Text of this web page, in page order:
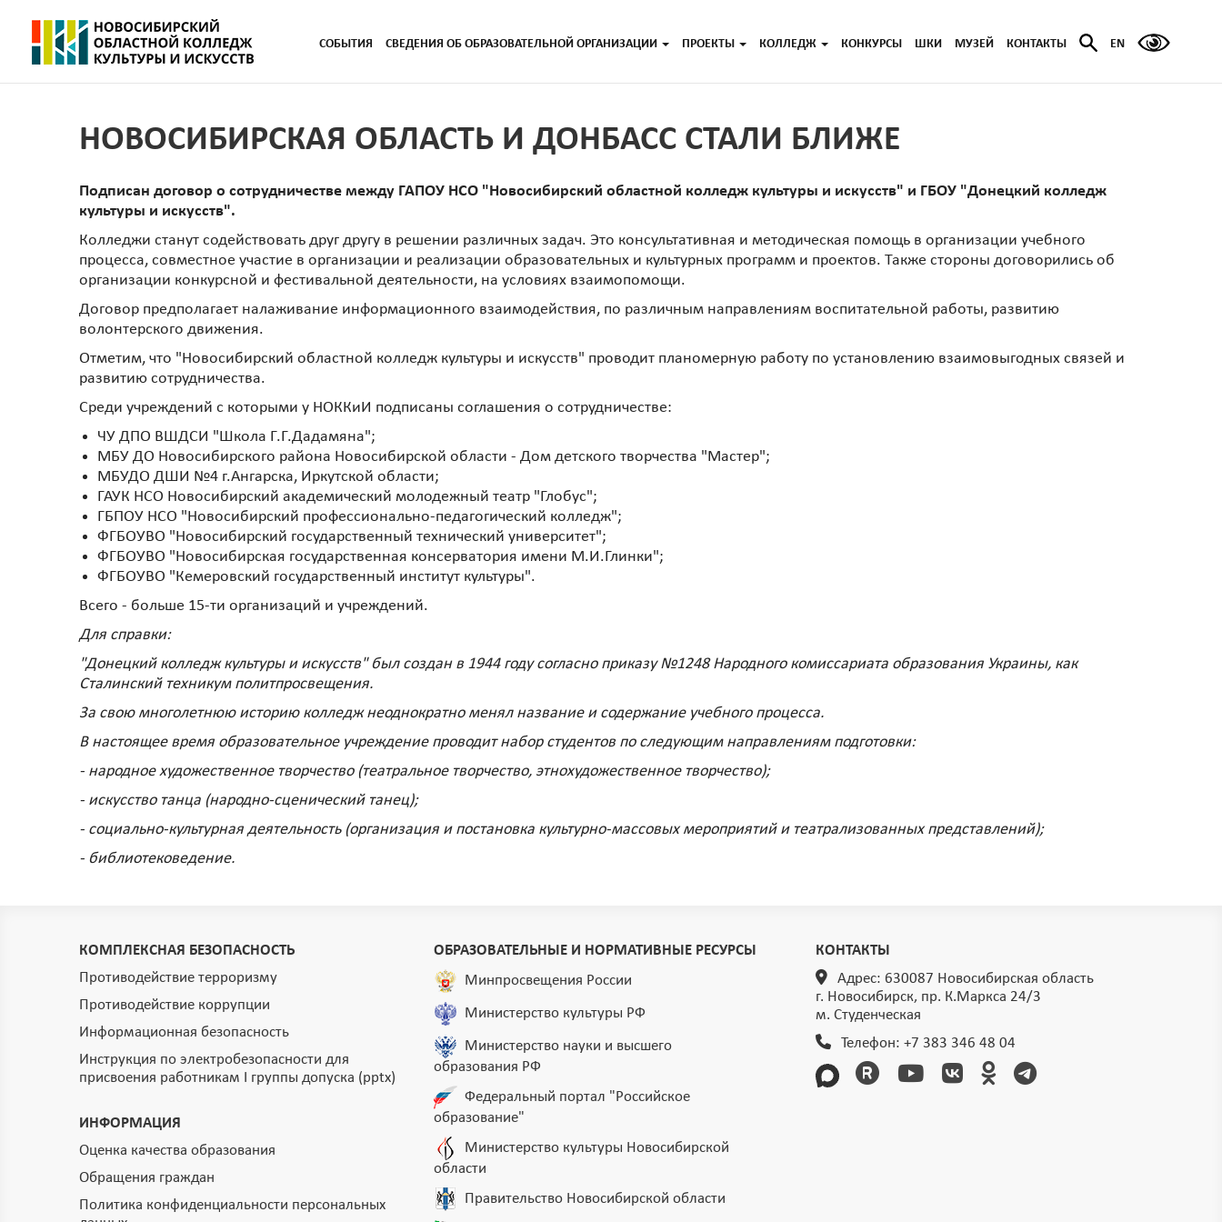
СОБЫТИЯ СВЕДЕНИЯ ОБ ОБРАЗОВАТЕЛЬНОЙ ОРГАНИЗАЦИИ ПРОЕКТЫ КОЛЛЕДЖ КОНКУРСЫ ШКИ МУЗЕЙ КОНТАКТЫ EN
НОВОСИБИРСКАЯ ОБЛАСТЬ И ДОНБАСС СТАЛИ БЛИЖЕ
Подписан договор о сотрудничестве между ГАПОУ НСО "Новосибирский областной колледж культуры и искусств" и ГБОУ "Донецкий колледж
культуры и искусств".
Колледжи станут содействовать друг другу в решении различных задач. Это консультативная и методическая помощь в организации учебного
процесса, совместное участие в организации и реализации образовательных и культурных программ и проектов. Также стороны договорились об
организации конкурсной и фестивальной деятельности, на условиях взаимопомощи.
Договор предполагает налаживание информационного взаимодействия, по различным направлениям воспитательной работы, развитию
волонтерского движения.
Отметим, что "Новосибирский областной колледж культуры и искусств" проводит планомерную работу по установлению взаимовыгодных связей и
развитию сотрудничества.
Среди учреждений с которыми у НОККиИ подписаны соглашения о сотрудничестве:
ЧУ ДПО ВШДСИ "Школа Г.Г.Дадамяна";
МБУ ДО Новосибирского района Новосибирской области - Дом детского творчества "Мастер";
МБУДО ДШИ №4 г.Ангарска, Иркутской области;
ГАУК НСО Новосибирский академический молодежный театр "Глобус";
ГБПОУ НСО "Новосибирский профессионально-педагогический колледж";
ФГБОУВО "Новосибирский государственный технический университет";
ФГБОУВО "Новосибирская государственная консерватория имени М.И.Глинки";
ФГБОУВО "Кемеровский государственный институт культуры".
Всего - больше 15-ти организаций и учреждений.
Для справки:
"Донецкий колледж культуры и искусств" был создан в 1944 году согласно приказу №1248 Народного комиссариата образования Украины, как
Сталинский техникум политпросвещения.
За свою многолетнюю историю колледж неоднократно менял название и содержание учебного процесса.
В настоящее время образовательное учреждение проводит набор студентов по следующим направлениям подготовки:
- народное художественное творчество (театральное творчество, этнохудожественное творчество);
- искусство танца (народно-сценический танец);
- социально-культурная деятельность (организация и постановка культурно-массовых мероприятий и театрализованных представлений);
- библиотековедение.
КОМПЛЕКСНАЯ БЕЗОПАСНОСТЬ
Противодействие терроризму
Противодействие коррупции
Информационная безопасность
Инструкция по электробезопасности для
присвоения работникам I группы допуска (pptx)
ИНФОРМАЦИЯ
Оценка качества образования
Обращения граждан
Политика конфиденциальности персональных
ОБРАЗОВАТЕЛЬНЫЕ И НОРМАТИВНЫЕ РЕСУРСЫ
Минпросвещения России
Министерство культуры РФ
Министерство науки и высшего
образования РФ
Федеральный портал "Российское
образование"
Министерство культуры Новосибирской
области
Правительство Новосибирской области
КОНТАКТЫ
Адрес: 630087 Новосибирская область
г. Новосибирск, пр. К.Маркса 24/3
м. Студенческая
Телефон: +7 383 346 48 04